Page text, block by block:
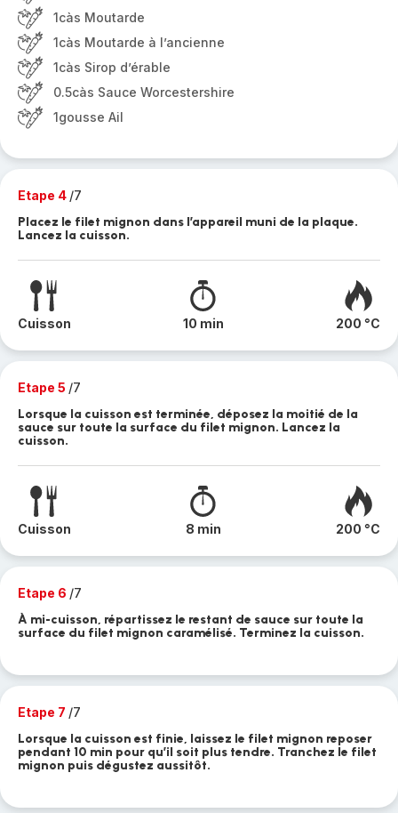
1càs Moutarde
1càs Moutarde à l’ancienne
1càs Sirop d’érable
0.5càs Sauce Worcestershire
1gousse Ail
Etape 4 /7
Placez le filet mignon dans l’appareil muni de la plaque.
Lancez la cuisson.
Cuisson 10 min 200 °C
Etape 5 /7
Lorsque la cuisson est terminée, déposez la moitié de la
sauce sur toute la surface du filet mignon. Lancez la
cuisson.
Cuisson 8 min 200 °C
Etape 6 /7
À mi-cuisson, répartissez le restant de sauce sur toute la
surface du filet mignon caramélisé. Terminez la cuisson.
Etape 7 /7
Lorsque la cuisson est finie, laissez le filet mignon reposer
pendant 10 min pour qu’il soit plus tendre. Tranchez le filet
mignon puis dégustez aussitôt.